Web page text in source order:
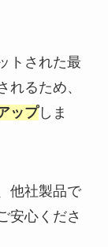
トされた最
れるため、
ップしま
他社製品で
安心くださ